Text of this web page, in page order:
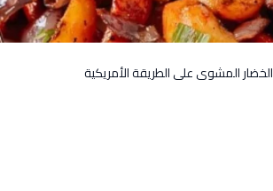
الخضار المشوى على الطريقة الأمريكية